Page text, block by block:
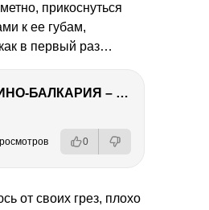
прикоснуться
к ее губам,
в первый раз…
КАБАРДИНО-БАЛКАРИЯ – ПУТЕШЕСТВИЕ НА КАВКАЗ часть 3
0
от своих грез, плохо